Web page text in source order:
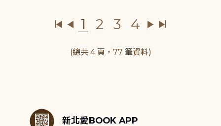
1 2 3 4
(總共 4 頁，77 筆資料)
新北愛BOOK APP